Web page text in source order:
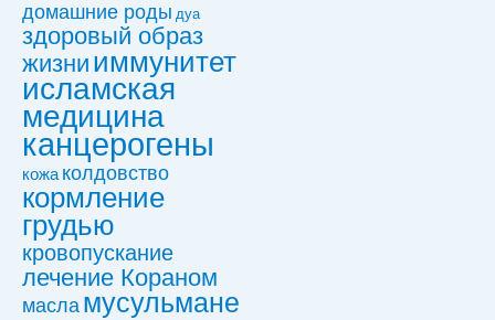
домашние роды дуа
здоровый образ
жизни иммунитет
исламская
медицина
канцерогены
кожа колдовствo
кормление
грудью
кровопускание
лечение Кораном
масла мусульмане